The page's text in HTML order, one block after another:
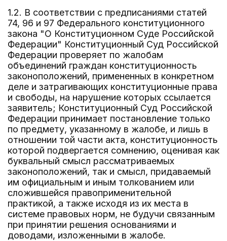
1.2. В соответствии с предписаниями статей
74, 96 и 97 Федерального конституционного
закона "О Конституционном Суде Российской
Федерации" Конституционный Суд Российской
Федерации проверяет по жалобам
объединений граждан конституционность
законоположений, примененных в конкретном
деле и затрагивающих конституционные права
и свободы, на нарушение которых ссылается
заявитель; Конституционный Суд Российской
Федерации принимает постановление только
по предмету, указанному в жалобе, и лишь в
отношении той части акта, конституционность
которой подвергается сомнению, оценивая как
буквальный смысл рассматриваемых
законоположений, так и смысл, придаваемый
им официальным и иным толкованием или
сложившейся правоприменительной
практикой, а также исходя из их места в
системе правовых норм, не будучи связанным
при принятии решения основаниями и
доводами, изложенными в жалобе.